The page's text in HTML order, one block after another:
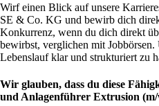
Wirf einen Blick auf unsere
SE & Co. KG und bewirb dich
Konkurrenz, wenn du dich direkt
bewirbst, verglichen mit
Lebenslauf klar und strukturiert zu
Wir glauben, dass du diese
und Anlagenführer Extrusion